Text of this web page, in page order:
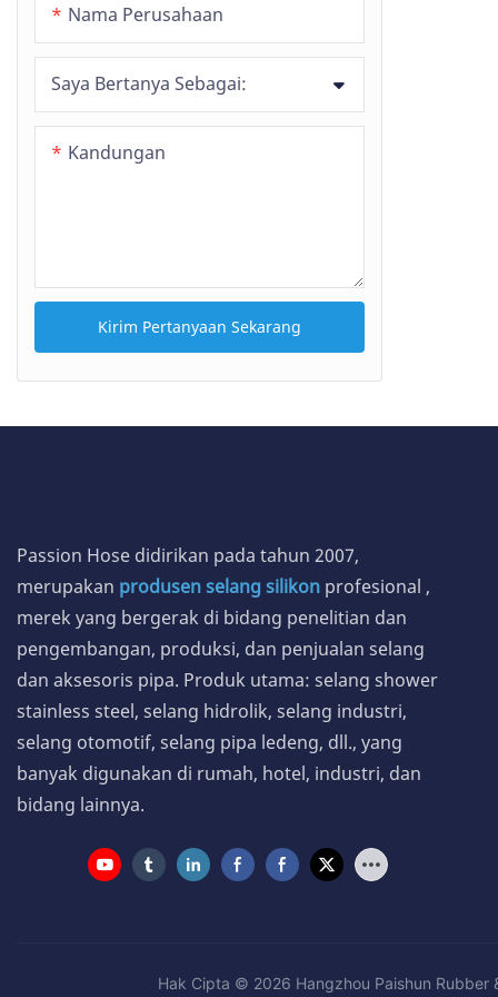
Selang Tarik Keluar
Nama Perusahaan
Saya Bertanya Sebagai:
Kandungan
Kirim Pertanyaan Sekarang
Passion Hose didirikan pada tahun 2007,
merupakan produsen selang silikon profesional ,
merek yang bergerak di bidang penelitian dan
pengembangan, produksi, dan penjualan selang
dan aksesoris pipa. Produk utama: selang shower
stainless steel, selang hidrolik, selang industri,
selang otomotif, selang pipa ledeng, dll., yang
banyak digunakan di rumah, hotel, industri, dan
bidang lainnya.
Hak Cipta © 2026 Hangzhou Paishun Rubber